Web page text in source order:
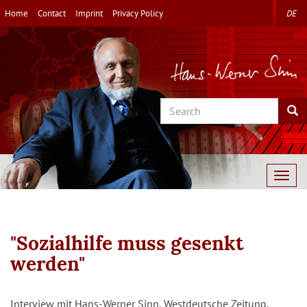
Skip
to
main
Home Contact Imprint Privacy Policy DE
Search
"Sozialhilfe muss gesenkt
werden"
Interview mit Hans-Werner Sinn, Westdeutsche Zeitung,